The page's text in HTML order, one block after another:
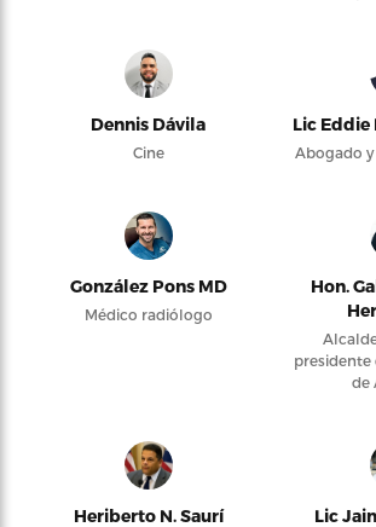
Dennis Dávila
Cine
Lic Eddie
Abogado
González Pons MD
Médico radiólogo
Hon.
presidente
de
Heriberto N. Saurí Lic